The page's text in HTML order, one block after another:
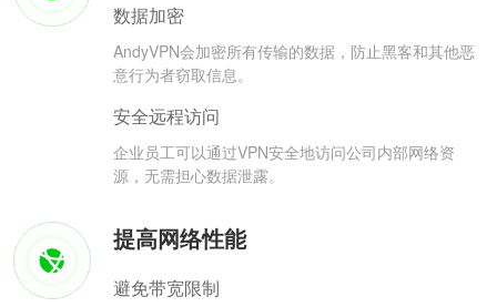
数据加密
AndyVPN会加密所有传输的数据，防止黑客和其他恶
意行为者窃取信息。
安全远程访问
企业员工可以通过VPN安全地访问公司内部网络资
源，无需担心数据泄露。
提高网络性能
避免带宽限制